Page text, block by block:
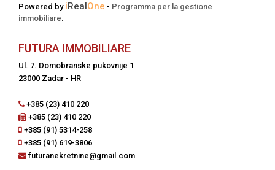
Powered by iRealOne - Programma per la gestione
immobiliare.
FUTURA IMMOBILIARE
Ul. 7. Domobranske pukovnije 1
23000 Zadar - HR
+385 (23) 410 220
+385 (23) 410 220
+385 (91) 5314-258
+385 (91) 619-3806
futuranekretnine@gmail.com